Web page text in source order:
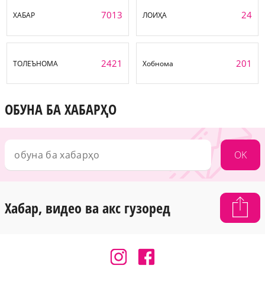
ХАБАР 7013 ЛОИҲА 24
ТОЛЕЪНОМА 2421 Хобнома 201
ОБУНА БА ХАБАРҲО
OK
Хабар, видео ва акс гузоред